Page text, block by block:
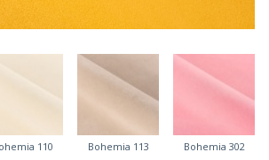
110 Bohemia 113 Bohemia 302